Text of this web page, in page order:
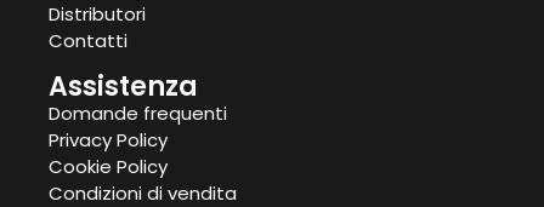
Distributori
Contatti
Assistenza
Domande frequenti
Privacy Policy
Cookie Policy
Condizioni di vendita